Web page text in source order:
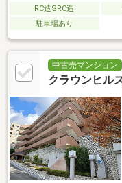
RC造SRC造
駐車場あり
中古売マンション
クラウンヒル